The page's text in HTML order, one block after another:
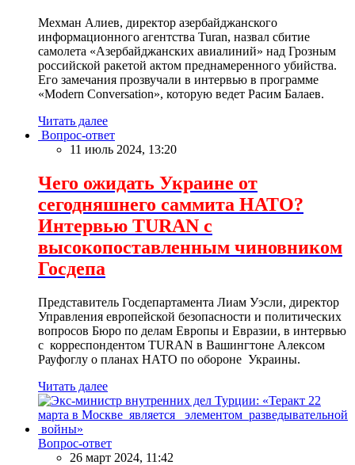
Мехман Алиев, директор азербайджанского
информационного агентства Turan, назвал сбитие
самолета «Азербайджанских авиалиний» над Грозным
российской ракетой актом преднамеренного убийства.
Его замечания прозвучали в интервью в программе
«Modern Conversation», которую ведет Расим Балаев.
Читать далее
Вопрос-ответ
11 июль 2024, 13:20
Чего ожидать Украине от
сегодняшнего саммита НАТО?
Интервью TURAN с
высокопоставленным чиновником
Госдепа
Представитель Госдепартамента Лиам Уэсли, директор
Управления европейской безопасности и политических
вопросов Бюро по делам Европы и Евразии, в интервью
с корреспондентом TURAN в Вашингтоне Алексом
Рауфоглу о планах НАТО по обороне Украины.
Читать далее
Вопрос-ответ
26 март 2024, 11:42